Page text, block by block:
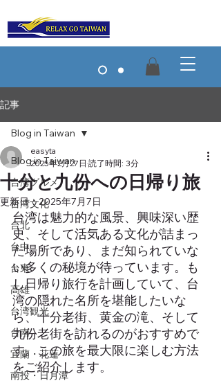
記事
Blog in Taiwan
台湾グルメ
台湾文化
台北
台中
台東
高雄
台湾観光
台南
宜蘭・花蓮
南投・日月潭
Blog in Taiwan
十分と九份への日帰り旅
easyta
2025年2月27日 読了時間: 3分
更新日：2025年7月7日
台湾は魅力的な風景、興味深い歴
史、そして活気ある文化が詰まっ
た場所であり、まだ知られていな
い多くの秘境が待っています。も
し日帰り旅行を計画していて、台
湾の隠れた名所を堪能したいな
ら、十分老街、黄金の滝、そして
九份老街を訪れるのがおすすめで
す。この旅を最大限に楽しむ方法
をご紹介します。